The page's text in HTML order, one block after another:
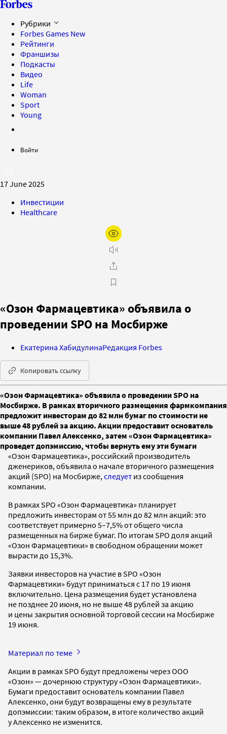
Рубрики
Forbes Games New
Рейтинги
Франшизы
Подкасты
Видео
Life
Woman
Sport
Young
Войти
17 June 2025
Инвестиции
Healthcare
«Озон Фармацевтика» объявила о
проведении SPO на Мосбирже
Екатерина ХабидулинаРедакция Forbes
Копировать ссылку
«Озон Фармацевтика» объявила о проведении SPO на
Мосбирже. В рамках вторичного размещения фармкомпания
предложит инвесторам до 82 млн бумаг по стоимости не
выше 48 рублей за акцию. Акции предоставит основатель
компании Павел Алексенко, затем «Озон Фармацевтика»
проведет допэмиссию, чтобы вернуть ему эти бумаги
«Озон Фармацевтика», российский производитель
дженериков, объявила о начале вторичного размещения
акций (SPO) на Мосбирже, следует из сообщения
компании.
В рамках SPO «Озон Фармацевтика» планирует
предложить инвесторам от 55 млн до 82 млн акций: это
соответствует примерно 5–7,5% от общего числа
размещенных на бирже бумаг. По итогам SPO доля акций
«Озон Фармацевтики» в свободном обращении может
вырасти до 15,3%.
Заявки инвесторов на участие в SPO «Озон
Фармацевтики» будут приниматься с 17 по 19 июня
включительно. Цена размещения будет установлена
не позднее 20 июня, но не выше 48 рублей за акцию
и цены закрытия основной торговой сессии на Мосбирже
19 июня.
Материал по теме
Акции в рамках SPO будут предложены через ООО
«Озон» — дочернюю структуру «Озон Фармацевтики».
Бумаги предоставит основатель компании Павел
Алексенко, они будут возвращены ему в результате
допэмиссии: таким образом, в итоге количество акций
у Алексенко не изменится.